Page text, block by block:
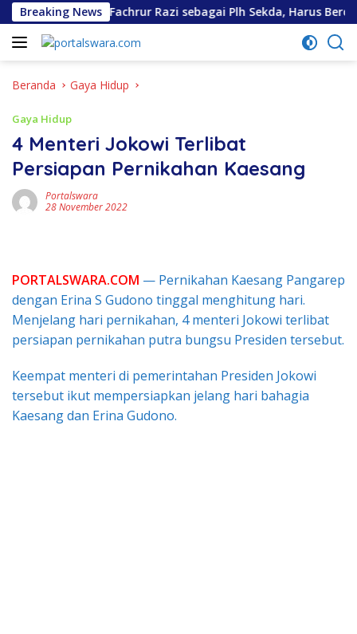
Langsung
ke
konten
Breaking News
Erfin Fachrur Razi sebagai Plh Sekda, Harus
Beranda Gaya Hidup
Gaya Hidup
4 Menteri Jokowi Terlibat
Persiapan Pernikahan Kaesang
Portalswara
28 November 2022
PORTALSWARA.COM — Pernikahan Kaesang Pangarep
dengan Erina S Gudono tinggal menghitung hari.
Menjelang hari pernikahan, 4 menteri Jokowi terlibat
persiapan pernikahan putra bungsu Presiden tersebut.
Keempat menteri di pemerintahan Presiden Jokowi
tersebut ikut mempersiapkan jelang hari bahagia
Kaesang dan Erina Gudono.